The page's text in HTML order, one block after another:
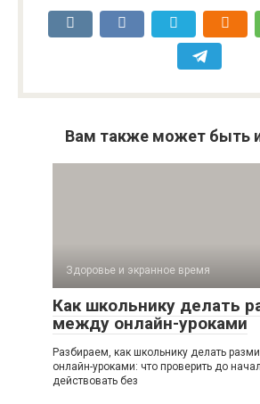
Вам также может быть
Здоровье и экранное время
Как школьнику делать
между онлайн-уроками
Разбираем, как школьнику делать
онлайн-уроками: что проверить до
действовать без